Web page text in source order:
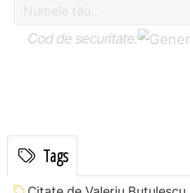
Cod de securitate:
Tags